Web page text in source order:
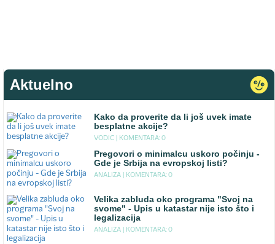
Aktuelno
Kako da proverite da li još uvek imate
besplatne akcije?
VODIC | KOMENTARA: 0
Pregovori o minimalcu uskoro počinju -
Gde je Srbija na evropskoj listi?
ANALIZA | KOMENTARA: 0
Velika zabluda oko programa "Svoj na
svome" - Upis u katastar nije isto što i
legalizacija
ANALIZA | KOMENTARA: 0